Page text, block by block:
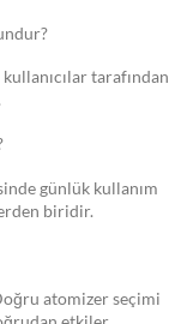
tarafından
günlük kullanım
biridir.
atomizer seçimi